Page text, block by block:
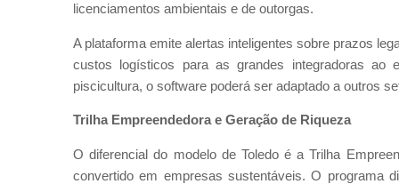
licenciamentos ambientais e de outorgas.
A plataforma emite alertas inteligentes sobre prazos
custos logísticos para as grandes integradoras ao
piscicultura, o software poderá ser adaptado a outros
Trilha Empreendedora e Geração de Riqueza
O diferencial do modelo de Toledo é a Trilha
convertido em empresas sustentáveis. O programa